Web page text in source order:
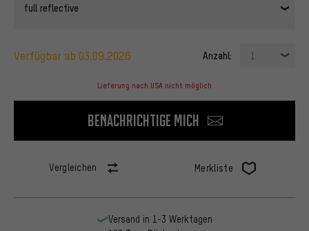
full reflective
verfügbar ab 03.09.2026 Anzahl: 1
Lieferung nach USA nicht möglich
Benachrichtige mich
Vergleichen Merkliste
Versand in 1-3 Werktagen